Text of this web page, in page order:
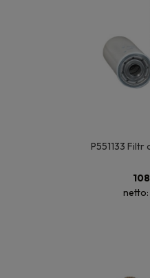
P551133 Filtr
netto: